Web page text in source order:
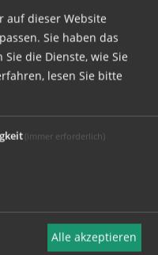
Benutzernamen
auf dieser Website
Sie haben das
die Dienste, wie Sie
lesen Sie bitte
(immer erforderlich)
Alle akzeptieren